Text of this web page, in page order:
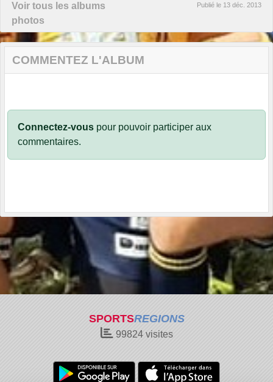
Voir tous les albums
photos
Publié le 13 déc. 2013
COMMENTEZ L'ALBUM
Connectez-vous pour pouvoir participer aux
commentaires.
SPORTSREGIONS
99824visites